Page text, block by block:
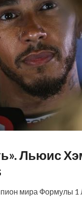
Льюис
мира Формулы 1